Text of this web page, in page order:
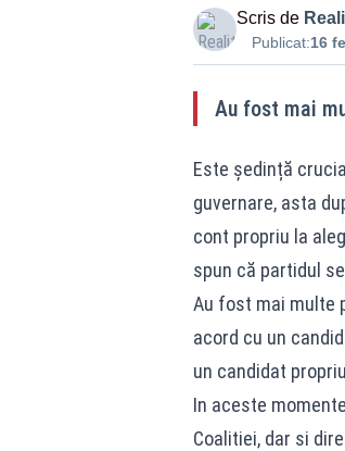
Scris de
Publicat:16
Au fost mai
Este ședință
guvernare, asta
cont propriu la
spun că partidul
Au fost mai multe
acord cu un
un candidat
In aceste
Coalitiei, dar si